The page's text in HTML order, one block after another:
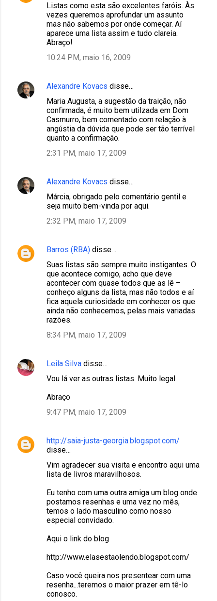
Listas como esta são excelentes faróis. Às
vezes queremos aprofundar um assunto
mas não sabemos por onde começar. Aí
aparece uma lista assim e tudo clareia.
Abraço!
10:24 PM, maio 16, 2009
Alexandre Kovacs disse…
Maria Augusta, a sugestão da traição, não
confirmada, é muito bem utilzada em Dom
Casmurro, bem comentado com relação à
angústia da dúvida que pode ser tão terrível
quanto a confirmação.
2:31 PM, maio 17, 2009
Alexandre Kovacs disse…
Márcia, obrigado pelo comentário gentil e
seja muito bem-vinda por aqui.
2:32 PM, maio 17, 2009
Barros (RBA) disse…
Suas listas são sempre muito instigantes. O
que acontece comigo, acho que deve
acontecer com quase todos que as lê –
conheço alguns da lista, mas não todos e aí
fica aquela curiosidade em conhecer os que
ainda não conhecemos, pelas mais variadas
razões.
8:34 PM, maio 17, 2009
Leila Silva disse…
Vou lá ver as outras listas. Muito legal.
Abraço
9:47 PM, maio 17, 2009
http://saia-justa-georgia.blogspot.com/
disse…
Vim agradecer sua visita e encontro aqui uma
lista de livros maravilhosos.
Eu tenho com uma outra amiga um blog onde
postamos resenhas e uma vez no mês,
temos o lado masculino como nosso
especial convidado.
Aqui o link do blog
http://www.elasestaolendo.blogspot.com/
Caso você queira nos presentear com uma
resenha...teremos o maior prazer em tê-lo
conosco.